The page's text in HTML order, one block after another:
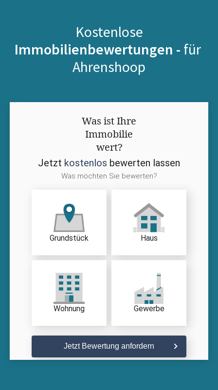
Kostenlose
Immobilienbewertungen - für
Ahrenshoop
Was ist Ihre
Immobilie
wert?
Jetzt kostenlos bewerten lassen
Was möchten Sie bewerten?
Grundstück Haus
Wohnung Gewerbe
Jetzt Bewertung anfordern